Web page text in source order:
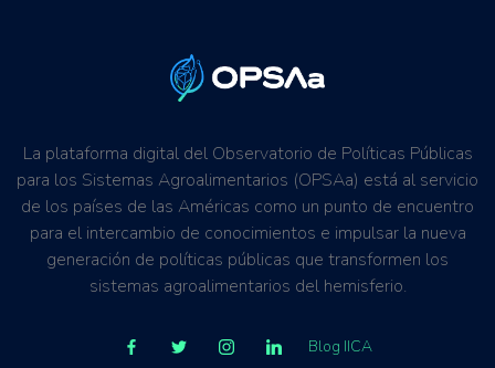
La plataforma digital del Observatorio de Políticas Públicas
para los Sistemas Agroalimentarios (OPSAa) está al servicio
de los países de las Américas como un punto de encuentro
para el intercambio de conocimientos e impulsar la nueva
generación de políticas públicas que transformen los
sistemas agroalimentarios del hemisferio.
Blog IICA